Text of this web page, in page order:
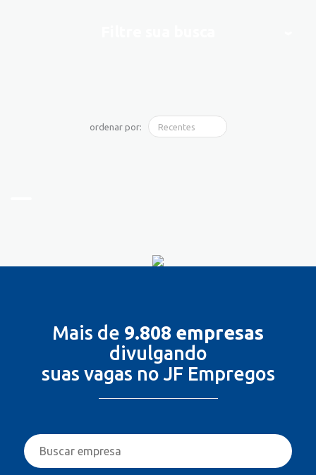
ordenar por:
Mais de 9.808 empresas
divulgando
suas vagas no JF Empregos